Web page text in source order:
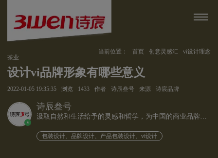
当前位置： 首页 创意灵感汇
vi设计理念
茶业
设计vi品牌形象有哪些意义
2022-01-05 19:35:35 浏览 1433 作者 诗辰叁号 来源 诗宸品牌
v
诗辰叁号
汲取自然和生活给予的灵感和哲学，为中国的商业品牌发
包装设计、品牌设计、产品包装设计、vi设计